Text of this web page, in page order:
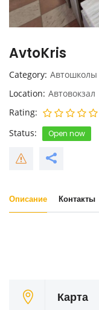
AvtoKris
Category Автошколы
Location Автовокзал
Rating
Status Open now
Описание Контакты
Карта